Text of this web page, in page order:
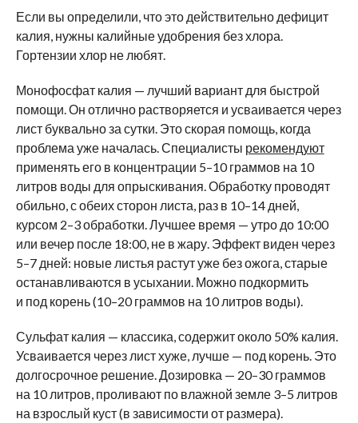
Если вы определили, что это действительно дефицит
калия, нужны калийные удобрения без хлора.
Гортензии хлор не любят.
Монофосфат калия — лучший вариант для быстрой
помощи. Он отлично растворяется и усваивается через
лист буквально за сутки. Это скорая помощь, когда
проблема уже началась. Специалисты рекомендуют
применять его в концентрации 5–10 граммов на 10
литров воды для опрыскивания. Обработку проводят
обильно, с обеих сторон листа, раз в 10–14 дней,
курсом 2–3 обработки. Лучшее время — утро до 10:00
или вечер после 18:00, не в жару. Эффект виден через
5–7 дней: новые листья растут уже без ожога, старые
останавливаются в усыхании. Можно подкормить
и под корень (10–20 граммов на 10 литров воды).
Сульфат калия — классика, содержит около 50% калия.
Усваивается через лист хуже, лучше — под корень. Это
долгосрочное решение. Дозировка — 20–30 граммов
на 10 литров, проливают по влажной земле 3–5 литров
на взрослый куст (в зависимости от размера).